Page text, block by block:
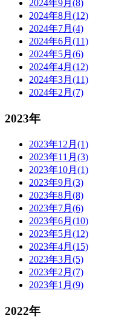
2024年9月(8)
2024年8月(12)
2024年7月(4)
2024年6月(11)
2024年5月(6)
2024年4月(12)
2024年3月(11)
2024年2月(7)
2023年
2023年12月(1)
2023年11月(3)
2023年10月(1)
2023年9月(3)
2023年8月(8)
2023年7月(6)
2023年6月(10)
2023年5月(12)
2023年4月(15)
2023年3月(5)
2023年2月(7)
2023年1月(9)
2022年